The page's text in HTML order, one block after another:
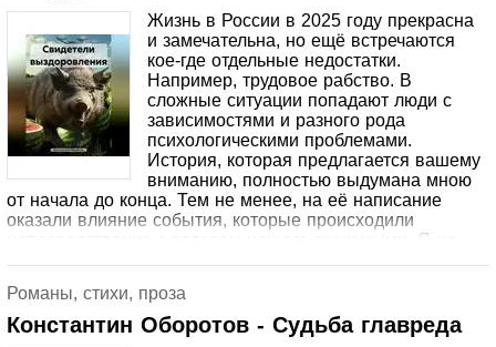
Жизнь в России в 2025 году прекрасна
и замечательна, но ещё встречаются
кое-где отдельные недостатки.
Например, трудовое рабство. В
сложные ситуации попадают люди с
зависимостями и разного рода
психологическими проблемами.
История, которая предлагается вашему
вниманию, полностью выдумана мною
от начала до конца. Тем не менее, на её написание
оказали влияние события, которые происходили
непосредственно с автором или его знакомыми. Я не
прочитает эту маленькую повесть, что такая проблема
существует и о ней надо думать.
Романы, стихи, проза
Константин Оборотов - Судьба главреда